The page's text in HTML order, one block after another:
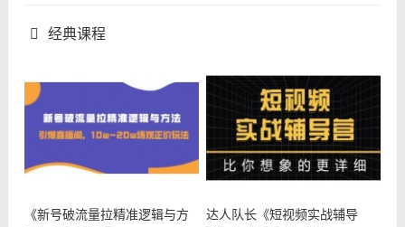
经典课程
《新号破流量拉精准逻辑与方
达人队长《短视频实战辅导